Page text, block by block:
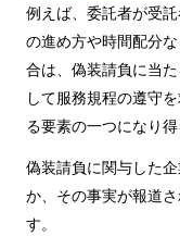
例えば、委託者が受
の進め方や時間配分
合は、偽装請負に当
して服務規程の遵守
る要素の一つになり
偽装請負に関与した
か、その事実が報道
す。